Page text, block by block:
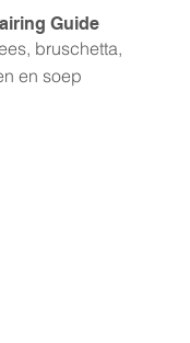
bruschetta,
en soep
Guide